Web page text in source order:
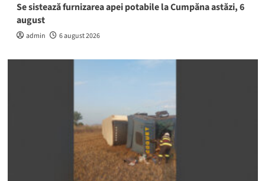
Se sistează furnizarea apei potabile la Cumpăna astăzi, 6
august
admin 6 august 2026